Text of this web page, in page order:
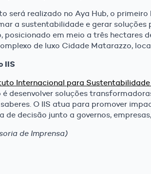
será realizado no Aya Hub, o
a sustentabilidade e gerar
posicionado em meio a três hectares
de luxo Cidade Matarazzo,
IIS
Internacional para Sustentabilidade
é desenvolver soluções
O IIS atua para promover
de decisão junto a governos,
de Imprensa)